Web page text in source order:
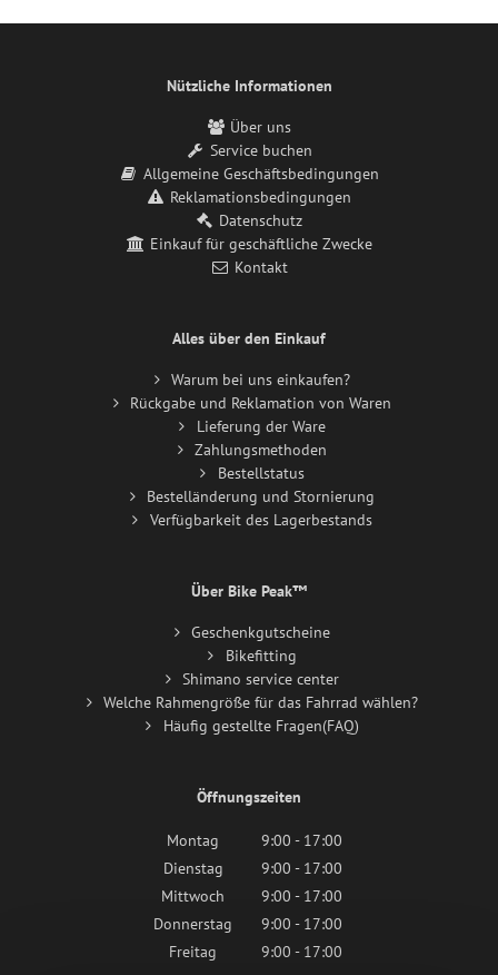
Nützliche Informationen
Über uns
Service buchen
Allgemeine Geschäftsbedingungen
Reklamationsbedingungen
Datenschutz
Einkauf für geschäftliche Zwecke
Kontakt
Alles über den Einkauf
Warum bei uns einkaufen?
Rückgabe und Reklamation von Waren
Lieferung der Ware
Zahlungsmethoden
Bestellstatus
Bestelländerung und Stornierung
Verfügbarkeit des Lagerbestands
Über Bike Peak™
Geschenkgutscheine
Bikefitting
Shimano service center
Welche Rahmengröße für das Fahrrad wählen?
Häufig gestellte Fragen(FAQ)
Öffnungszeiten
Montag
9:00 - 17:00
Dienstag
9:00 - 17:00
Mittwoch
9:00 - 17:00
Donnerstag
9:00 - 17:00
Freitag
9:00 - 17:00